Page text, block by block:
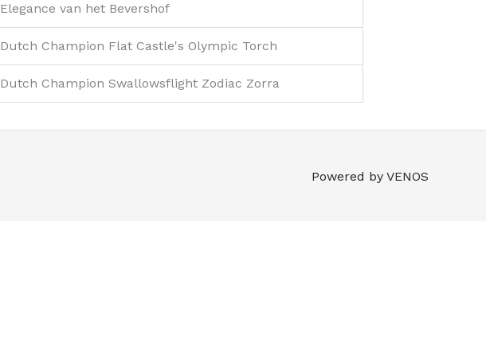
Elegance van het Bevershof
Dutch Champion Flat Castle's Olympic Torch
Dutch Champion Swallowsflight Zodiac Zorra
Powered by VENOS